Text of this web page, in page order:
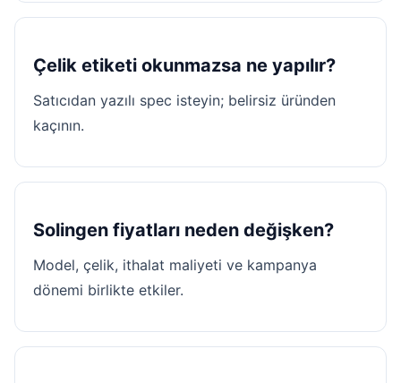
Çelik etiketi okunmazsa ne yapılır?
Satıcıdan yazılı spec isteyin; belirsiz üründen
kaçının.
Solingen fiyatları neden değişken?
Model, çelik, ithalat maliyeti ve kampanya
dönemi birlikte etkiler.